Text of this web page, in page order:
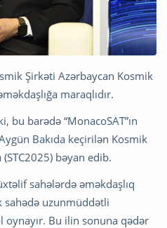
Şirkəti Azərbaycan Kosmik
maraqlıdır.
bu barədə “MonacoSAT”ın
Bakıda keçirilən Kosmik
bəyan edib.
sahələrdə əməkdaşlıq
sahədə uzunmüddətli
oynayır. Bu ilin sonuna qədər